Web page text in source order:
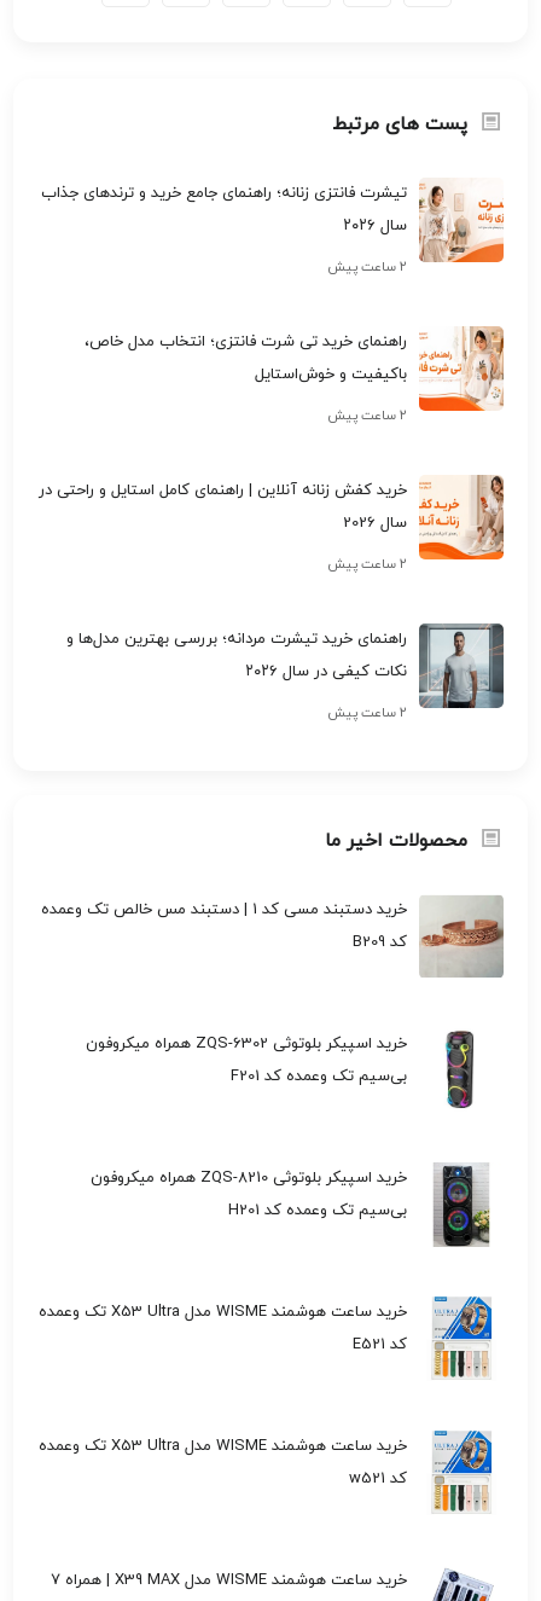
پست های مرتبط
تیشرت فانتزی زنانه؛ راهنمای جامع خرید و ترندهای جذاب
سال ۲۰۲۶
۲ ساعت پیش
راهنمای خرید تی شرت فانتزی؛ انتخاب مدل خاص،
باکیفیت و خوش‌استایل
۲ ساعت پیش
خرید کفش زنانه آنلاین | راهنمای کامل استایل و راحتی در
سال 2026
۲ ساعت پیش
راهنمای خرید تیشرت مردانه؛ بررسی بهترین مدل‌ها و
نکات کیفی در سال ۲۰۲۶
۲ ساعت پیش
محصولات اخیر ما
خرید دستبند مسی کد 1 | دستبند مس خالص تک وعمده
کد B209
خرید اسپیکر بلوتوثی ZQS-6302 همراه میکروفون
بی‌سیم تک وعمده کد F201
خرید اسپیکر بلوتوثی ZQS-8210 همراه میکروفون
بی‌سیم تک وعمده کد H201
خرید ساعت هوشمند WISME مدل X53 Ultra تک وعمده
کد E521
خرید ساعت هوشمند WISME مدل X53 Ultra تک وعمده
کد w521
خرید ساعت هوشمند WISME مدل X39 MAX | همراه 7